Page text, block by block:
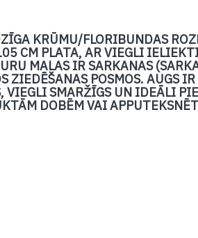
KRŪMU/FLORIBUNDAS
CM PLATA, AR VIEGLI
MALAS IR SARKANAS
ZIEDĒŠANAS POSMOS. AUGS
SMARŽĪGS UN IDEĀLI
DOBĒM VAI